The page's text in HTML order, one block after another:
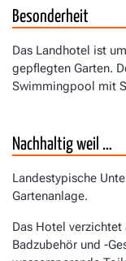
Besonderheit
Das Landhotel ist
gepflegten Garten.
Swimmingpool mit
Nachhaltig weil …
Landestypische
Gartenanlage.
Das Hotel
Badzubehör und -